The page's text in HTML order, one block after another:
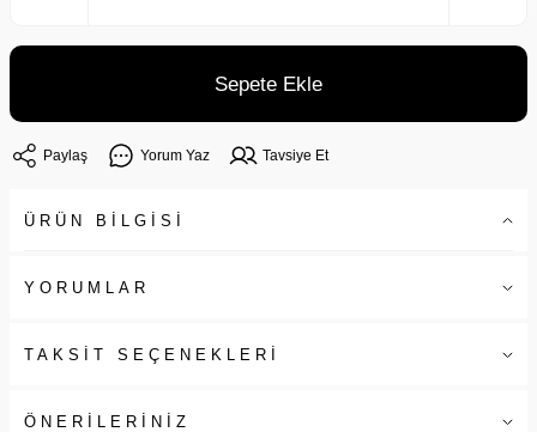
Sepete Ekle
Paylaş Yorum Yaz Tavsiye Et
ÜRÜN BİLGİSİ
YORUMLAR
TAKSİT SEÇENEKLERİ
ÖNERİLERİNİZ